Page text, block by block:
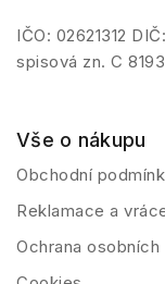
IČO: 02621312
spisová zn. C
Vše o nákupu
Obchodní
Reklamace a
Ochrana osobních